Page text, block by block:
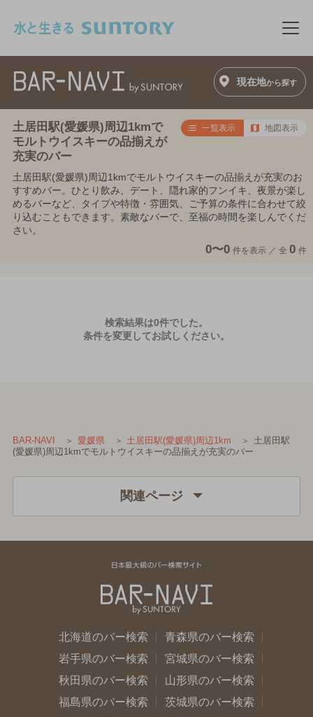
メ
現在地から探す
土居田駅(愛媛県)周辺1kmで
モルトウイスキーの品揃えが
充実のバー
一覧表示 地図表示
土居田駅(愛媛県)周辺1kmでモルトウイスキーの品揃えが充実のお
すすめバー。ひとり飲み、デート、隠れ家的フンイキ、夜景が楽し
めるバーなど、タイプや特徴・雰囲気、ご予算の条件に合わせて絞
り込むこともできます。素敵なバーで、至福の時間を楽しんでくだ
さい。
0〜0 件を表示 ／ 全 0 件
検索結果は0件でした。
条件を変更してお試しください。
BAR-NAVI 愛媛県 土居田駅(愛媛県)周辺1km
土居田駅
(愛媛県)周辺1kmでモルトウイスキーの品揃えが充実のバー
関連ページ
北海道のバー検索
青森県のバー検索
岩手県のバー検索
宮城県のバー検索
秋田県のバー検索
山形県のバー検索
福島県のバー検索
茨城県のバー検索